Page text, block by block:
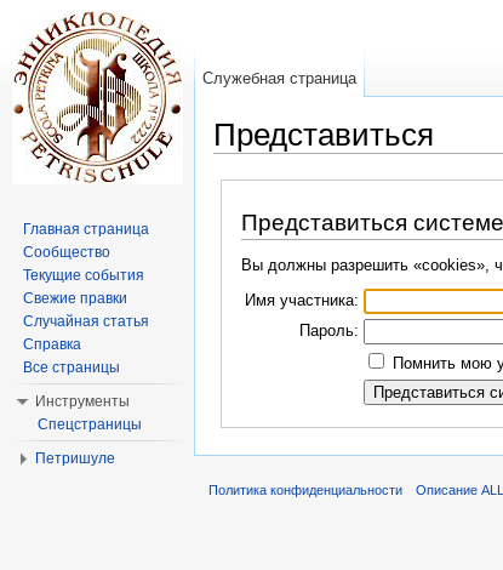
Представиться
Представиться системе
Вы должны разрешить «cookies»,
Имя участника:
Пароль:
Помнить мою
Служебная страница
Главная страница
Сообщество
Текущие события
Свежие правки
Случайная статья
Справка
Все страницы
Инструменты
Спецстраницы
Петришуле
Политика конфиденциальности Описание